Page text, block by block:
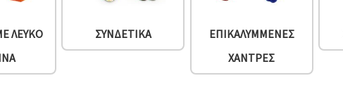
ΛΕΥΚΌ
ΣΥΝΔΕΤΙΚΆ
ΕΠΙΚΑΛΥΜΜΈΝΕΣ
ΧΆΝΤΡΕΣ